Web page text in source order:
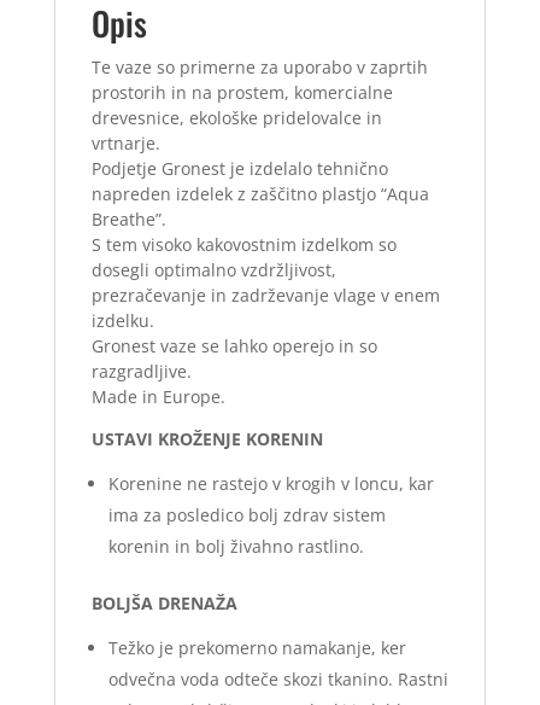
Opis
Te vaze so primerne za uporabo v zaprtih
prostorih in na prostem, komercialne
drevesnice, ekološke pridelovalce in
vrtnarje.
Podjetje Gronest je izdelalo tehnično
napreden izdelek z zaščitno plastjo “Aqua
Breathe”.
S tem visoko kakovostnim izdelkom so
dosegli optimalno vzdržljivost,
prezračevanje in zadrževanje vlage v enem
izdelku.
Gronest vaze se lahko operejo in so
razgradljive.
Made in Europe.
USTAVI KROŽENJE KORENIN
Korenine ne rastejo v krogih v loncu, kar
ima za posledico bolj zdrav sistem
korenin in bolj živahno rastlino.
BOLJŠA DRENAŽA
Težko je prekomerno namakanje, ker
odvečna voda odteče skozi tkanino. Rastni